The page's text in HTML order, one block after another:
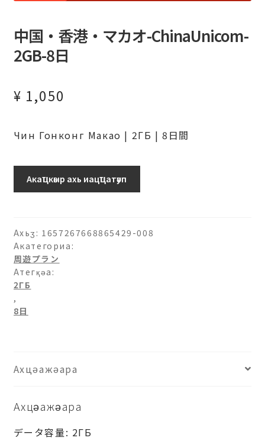
中国・香港・マカオ-ChinaUnicom-
2GB-8日
¥ 1,050
Чин Гонконг Макао | 2ГБ | 8日間
Акаҵкәыр ахь иацҵатәуп
Ахьӡ: 1657267668865429-008
Акатегориа:
周遊プラン
Атегқәа:
2ГБ
,
8日
Ахцәажәара
Ахцәажәара
データ容量: 2ГБ